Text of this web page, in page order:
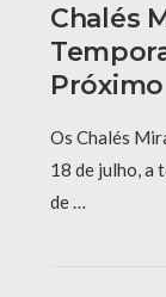
Chalés
Próximo
Os Chalés
18 de julho, a
de …